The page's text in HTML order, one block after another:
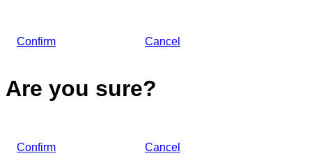
Confirm Cancel
Are you sure?
Confirm Cancel